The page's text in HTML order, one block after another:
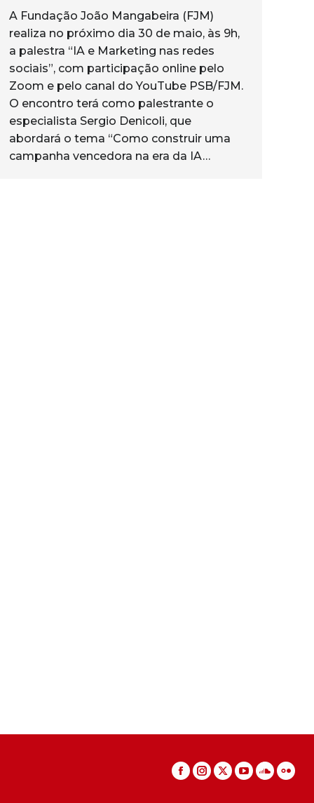
A Fundação João Mangabeira (FJM)
realiza no próximo dia 30 de maio, às 9h,
a palestra “IA e Marketing nas redes
sociais”, com participação online pelo
Zoom e pelo canal do YouTube PSB/FJM.
O encontro terá como palestrante o
especialista Sergio Denicoli, que
abordará o tema “Como construir uma
campanha vencedora na era da IA…